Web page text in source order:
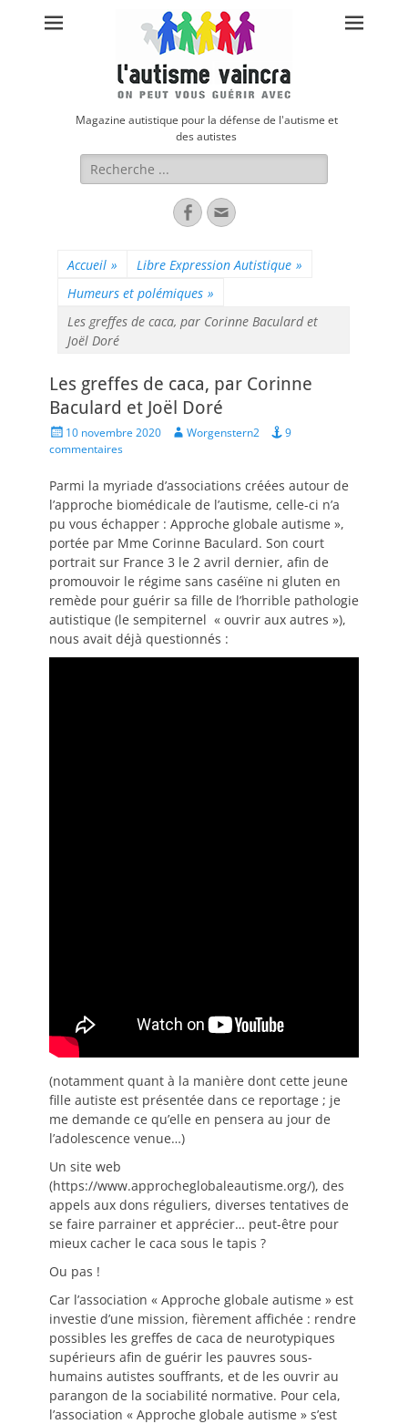
Magazine autistique pour la défense de l'autisme et
des autistes
Rechercher :
FacebookAdresse
de
Accueil » Libre Expression Autistique »
Humeurs et polémiques »
Les greffes de caca, par Corinne Baculard et
Joël Doré
Les greffes de caca, par Corinne
Baculard et Joël Doré
Posted
on
10 novembre 2020 AuthorWorgenstern2
9
commentaires
Parmi la myriade d’associations créées autour de
l’approche biomédicale de l’autisme, celle-ci n’a
pu vous échapper : Approche globale autisme »,
portée par Mme Corinne Baculard. Son court
portrait sur France 3 le 2 avril dernier, afin de
promouvoir le régime sans caséïne ni gluten en
remède pour guérir sa fille de l’horrible pathologie
autistique (le sempiternel « ouvrir aux autres »),
nous avait déjà questionnés :
(notamment quant à la manière dont cette jeune
fille autiste est présentée dans ce reportage ; je
me demande ce qu’elle en pensera au jour de
l’adolescence venue…)
Un site web
(https://www.approcheglobaleautisme.org/), des
appels aux dons réguliers, diverses tentatives de
se faire parrainer et apprécier… peut-être pour
mieux cacher le caca sous le tapis ?
Ou pas !
Car l’association « Approche globale autisme » est
investie d’une mission, fièrement affichée : rendre
possibles les greffes de caca de neurotypiques
supérieurs afin de guérir les pauvres sous-
humains autistes souffrants, et de les ouvrir au
parangon de la sociabilité normative. Pour cela,
l’association « Approche globale autisme » s’est